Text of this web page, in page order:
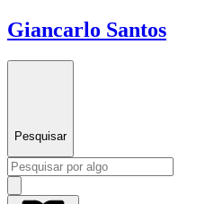
Giancarlo Santos
Pesquisar